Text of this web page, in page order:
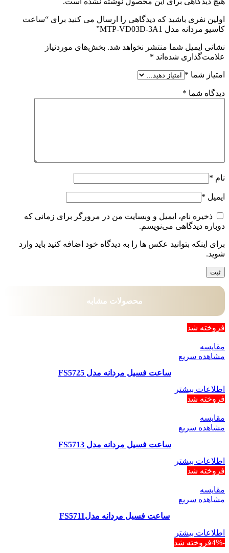
اولین نفری باشید که دیدگاهی را ارسال می کنید برای “ساعت
کاسیو مردانه مدل MTP-VD03D-3A1”
نشانی ایمیل شما منتشر نخواهد شد. بخش‌های موردنیاز
علامت‌گذاری شده‌اند *
امتیاز شما *
دیدگاه شما *
نام *
ایمیل *
ذخیره نام، ایمیل و وبسایت من در مرورگر برای زمانی که
دوباره دیدگاهی می‌نویسم.
برای اینکه بتوانید عکس ها را به دیدگاه خود اضافه کنید باید وارد
شوید.
محصولات مشابه
فروخته شد
مقایسه
مشاهده سریع
ساعت فسیل مردانه مدل FS5725
اطلاعات بیشتر
فروخته شد
مقایسه
مشاهده سریع
ساعت فسیل مردانه مدل FS5713
اطلاعات بیشتر
فروخته شد
مقایسه
مشاهده سریع
ساعت فسیل مردانه مدلFS5711
اطلاعات بیشتر
-4%
فروخته شد